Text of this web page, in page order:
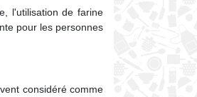
l'utilisation de farine
pour les personnes
considéré comme